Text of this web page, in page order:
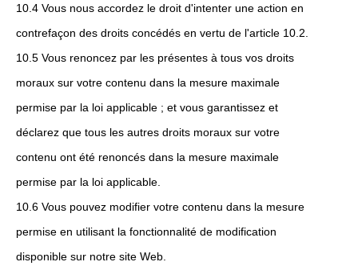
10.4 Vous nous accordez le droit d'intenter une action en
contrefaçon des droits concédés en vertu de l'article 10.2.
10.5 Vous renoncez par les présentes à tous vos droits
moraux sur votre contenu dans la mesure maximale
permise par la loi applicable ; et vous garantissez et
déclarez que tous les autres droits moraux sur votre
contenu ont été renoncés dans la mesure maximale
permise par la loi applicable.
10.6 Vous pouvez modifier votre contenu dans la mesure
permise en utilisant la fonctionnalité de modification
disponible sur notre site Web.